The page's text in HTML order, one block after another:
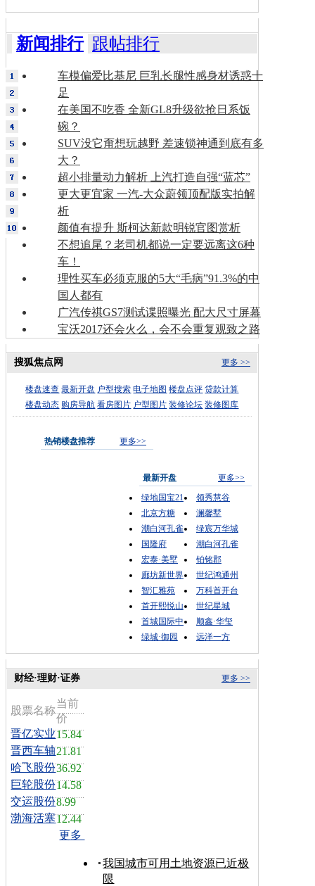
新闻排行 跟帖排行
车模偏爱比基尼 巨乳长腿性感身材诱惑十
足
在美国不吃香 全新GL8升级欲抢日系饭
碗？
SUV没它甭想玩越野 差速锁神通到底有多
大？
超小排量动力解析 上汽打造自强“蓝芯”
更大更宜家 一汽-大众蔚领顶配版实拍解
析
颜值有提升 斯柯达新款明锐官图赏析
不想追尾？老司机都说一定要远离这6种
车！
理性买车必须克服的5大“毛病”91.3%的中
国人都有
广汽传祺GS7测试谍照曝光 配大尺寸屏幕
宝沃2017还会火么，会不会重复观致之路
更多 >>
搜狐焦点网
楼盘速查 最新开盘 户型搜索 电子地图 楼盘点评 贷款计算
楼盘动态 购房导航 看房图片 户型图片 装修论坛 装修图库
热销楼盘推荐 更多>>
最新开盘
更多>>
绿地国宝21
领秀慧谷
北京方糖
澜馨墅
潮白河孔雀
绿宸万华城
国隆府
潮白河孔雀
宏泰·美墅
铂铭郡
廊坊新世界
世纪鸿通州
智汇雅苑
万科首开台
首开熙悦山
世纪星城
首城国际中
顺鑫·华玺
绿城·御园
远洋一方
更多 >>
财经·理财·证券
股票名称
当前
价
晋亿实业15.84
晋西车轴21.81
哈飞股份36.92
巨轮股份14.58
交运股份8.99
渤海活塞12.44
更多
我国城市可用土地资源已近极
限